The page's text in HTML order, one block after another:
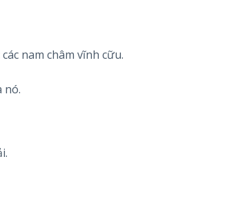
nam châm vĩnh cữu.
nó.